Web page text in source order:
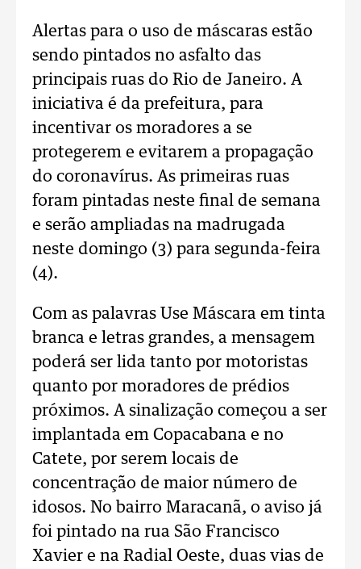
Alertas para o uso de máscaras estão
sendo pintados no asfalto das
principais ruas do Rio de Janeiro. A
iniciativa é da prefeitura, para
incentivar os moradores a se
protegerem e evitarem a propagação
do coronavírus. As primeiras ruas
foram pintadas neste final de semana
e serão ampliadas na madrugada
neste domingo (3) para segunda-feira
(4).
Com as palavras Use Máscara em tinta
branca e letras grandes, a mensagem
poderá ser lida tanto por motoristas
quanto por moradores de prédios
próximos. A sinalização começou a ser
implantada em Copacabana e no
Catete, por serem locais de
concentração de maior número de
idosos. No bairro Maracanã, o aviso já
foi pintado na rua São Francisco
Xavier e na Radial Oeste, duas vias de